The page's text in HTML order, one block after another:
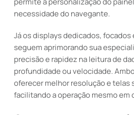
necessidade do navegante.
Já os displays dedicados, focados
seguem aprimorando sua
precisão e rapidez na leitura de
profundidade ou velocidade.
oferecer melhor resolução e telas
facilitando a operação mesmo em